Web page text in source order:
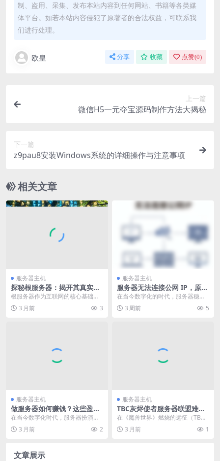
制、盗用、采集、发布本站内容到任何网站、书籍等各类媒
体平台。如若本站内容侵犯了原著者的合法权益，可联系我
们进行处理。
欧皇 分享 收藏 点赞(0)
上一篇
微信H5一元夺宝源码制作方法大揭秘
下一篇
z9pau8安装Windows系统的详细操作与注意事项
相关文章
服务器主机
探秘根服务器：揭开其真实模
样的神秘面纱
根服务器作为互联网的核心基础设
施，承载着至关重要的功能，它就
像互联网这座宏大建筑...
3 月前 3
服务器主机
服务器无法连接公网 IP，原来
是这些因素在“作祟”
在当今数字化的时代，服务器稳定
连接公网IP对于企业的业务运营、
数据交互以及信息共...
3 周前 5
服务器主机
做服务器如何赚钱？这些盈利
途径你知道吗
在当今数字化时代，服务器扮演着
至关重要的角色，它是互联网世界
的基石，支撑着各种网...
3 月前 2
服务器主机
TBC灰烬使者服务器联盟难
寻？联盟玩家都去哪了
在《魔兽世界》燃烧的远征（TB
C）版本里，灰烬使者服务器曾是众
多玩家汇聚的一方天...
3 月前 1
文章展示